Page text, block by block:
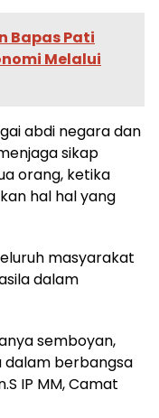
Bapas Pati
Melalui
abdi negara dan
sikap
orang, ketika
hal hal yang
masyarakat
dalam
semboyan,
berbangsa
IP MM, Camat